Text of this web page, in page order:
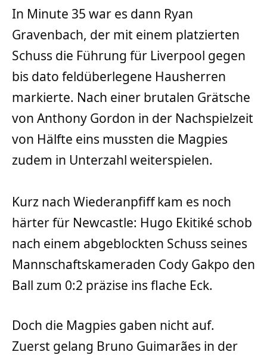
In Minute 35 war es dann Ryan
Gravenbach, der mit einem platzierten
Schuss die Führung für Liverpool gegen
bis dato feldüberlegene Hausherren
markierte. Nach einer brutalen Grätsche
von Anthony Gordon in der Nachspielzeit
von Hälfte eins mussten die Magpies
zudem in Unterzahl weiterspielen.
Kurz nach Wiederanpfiff kam es noch
härter für Newcastle: Hugo Ekitiké schob
nach einem abgeblockten Schuss seines
Mannschaftskameraden Cody Gakpo den
Ball zum 0:2 präzise ins flache Eck.
Doch die Magpies gaben nicht auf.
Zuerst gelang Bruno Guimarães in der